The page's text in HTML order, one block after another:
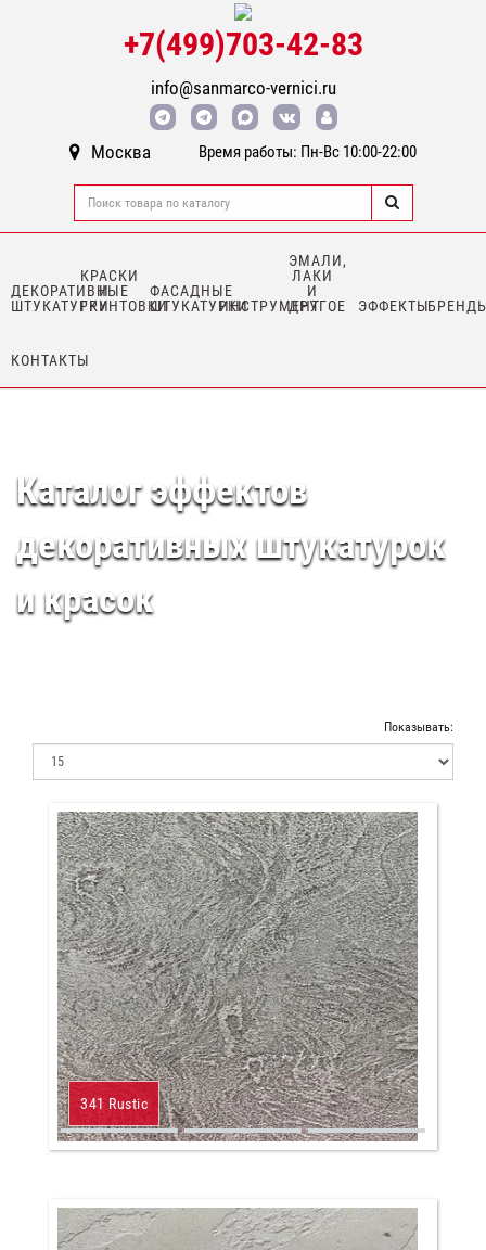
+7(499)703-42-83
info@sanmarco-vernici.ru
Москва Время работы: Пн-Вс 10:00-22:00
ДЕКОРАТИВНЫЕ
ШТУКАТУРКИ
КРАСКИ
И
ГРУНТОВКИ
ФАСАДНЫЕ
ШТУКАТУРКИИНСТРУМЕНТ
ЭМАЛИ,
ЛАКИ
И
ДРУГОЕ
ЭФФЕКТЫ
КОНТАКТЫ
Каталог эффектов
декоративных штукатурок
и красок
Показывать:
341 Rustic